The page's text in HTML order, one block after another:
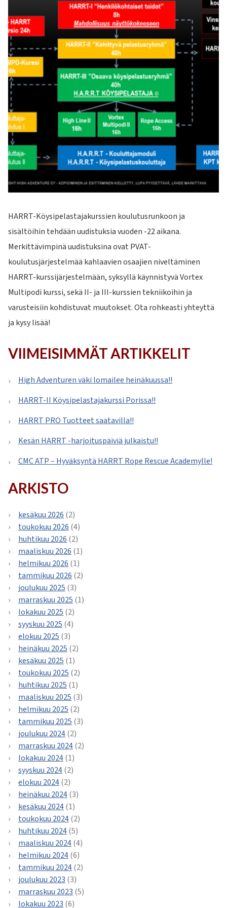
HARRT-Köysipelastajakurssien koulutusrunkoon ja
sisältöihin tehdään uudistuksia vuoden -22 aikana.
Merkittävimpinä uudistuksina ovat PVAT-
koulutusjärjestelmää kahlaavien osaajien niveltäminen
HARRT-kurssijärjestelmään, syksyllä käynnistyvä Vortex
Multipodi kurssi, sekä II- ja III-kurssien tekniikoihin ja
varusteisiin kohdistuvat muutokset. Ota rohkeasti yhteyttä
ja kysy lisää!
VIIMEISIMMÄT ARTIKKELIT
High Adventuren väki lomailee heinäkuussa!!
HARRT-II Köysipelastajakurssi Porissa!!
HARRT PRO Tuotteet saatavilla!!
Kesän HARRT -harjoituspäiviä julkaistu!!
CMC ATP – Hyväksyntä HARRT Rope Rescue Academylle!
ARKISTO
kesäkuu 2026 (2)
toukokuu 2026 (4)
huhtikuu 2026 (2)
maaliskuu 2026 (1)
helmikuu 2026 (1)
tammikuu 2026 (2)
joulukuu 2025 (3)
marraskuu 2025 (1)
lokakuu 2025 (2)
syyskuu 2025 (4)
elokuu 2025 (3)
heinäkuu 2025 (2)
kesäkuu 2025 (1)
toukokuu 2025 (2)
huhtikuu 2025 (1)
maaliskuu 2025 (3)
helmikuu 2025 (2)
tammikuu 2025 (3)
joulukuu 2024(2)
marraskuu 2024(2)
lokakuu 2024(1)
syyskuu 2024(2)
elokuu 2024(2)
heinäkuu 2024(3)
kesäkuu 2024(1)
toukokuu 2024(2)
huhtikuu 2024(5)
maaliskuu 2024(4)
helmikuu 2024(6)
tammikuu 2024(2)
joulukuu 2023 (3)
marraskuu 2023 (5)
lokakuu 2023 (6)